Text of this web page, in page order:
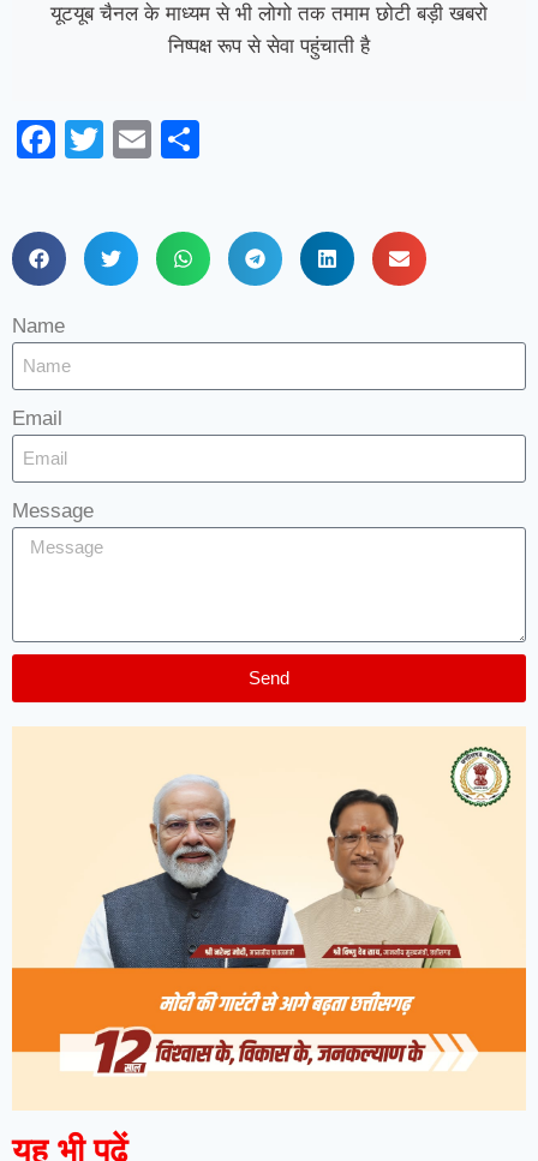
यूटयूब चैनल के माध्यम से भी लोगो तक तमाम छोटी बड़ी खबरो
निष्पक्ष रूप से सेवा पहुंचाती है
Facebook
TwitterEmail
Name
Email
Message
Send
यह भी पढ़ें